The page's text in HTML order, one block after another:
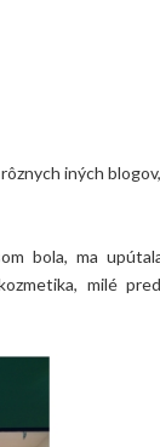
iných
bola, ma
milé